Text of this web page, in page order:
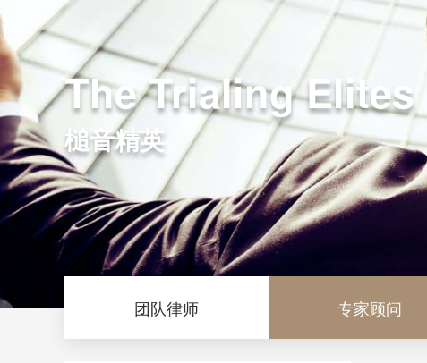
The Trialing Elites
槌音精英
团队律师 专家顾问